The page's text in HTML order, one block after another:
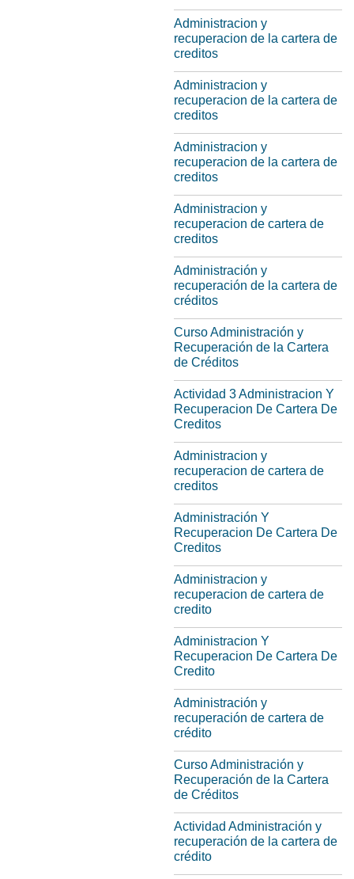
Administracion y
recuperacion de la cartera de
creditos
Administracion y
recuperacion de la cartera de
creditos
Administracion y
recuperacion de la cartera de
creditos
Administracion y
recuperacion de cartera de
creditos
Administración y
recuperación de la cartera de
créditos
Curso Administración y
Recuperación de la Cartera
de Créditos
Actividad 3 Administracion Y
Recuperacion De Cartera De
Creditos
Administracion y
recuperacion de cartera de
creditos
Administración Y
Recuperacion De Cartera De
Creditos
Administracion y
recuperacion de cartera de
credito
Administracion Y
Recuperacion De Cartera De
Credito
Administración y
recuperación de cartera de
crédito
Curso Administración y
Recuperación de la Cartera
de Créditos
Actividad Administración y
recuperación de la cartera de
crédito